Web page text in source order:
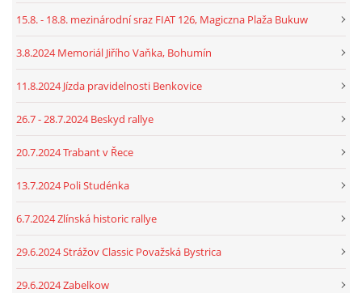
15.8. - 18.8. mezinárodní sraz FIAT 126, Magiczna Plaža Bukuw
3.8.2024 Memoriál Jiřího Vaňka, Bohumín
11.8.2024 Jízda pravidelnosti Benkovice
26.7 - 28.7.2024 Beskyd rallye
20.7.2024 Trabant v Řece
13.7.2024 Poli Studénka
6.7.2024 Zlínská historic rallye
29.6.2024 Strážov Classic Považská Bystrica
29.6.2024 Zabelkow